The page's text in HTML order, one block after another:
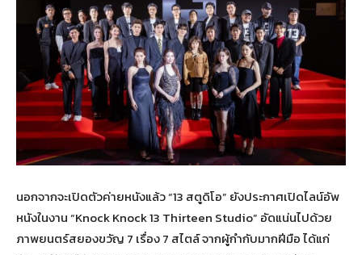
นอกจากจะเปิดตัวค่ายหนังแล้ว “13 สตูดิโอ” ยังประกาศเปิดไลน์อัพ
หนังในงาน “Knock Knock 13 Thirteen Studio” อัดแน่นไปด้วย
ภาพยนตร์สยองขวัญ 7 เรื่อง 7 สไตล์ จากผู้กำกับมากฝีมือ ได้แก่